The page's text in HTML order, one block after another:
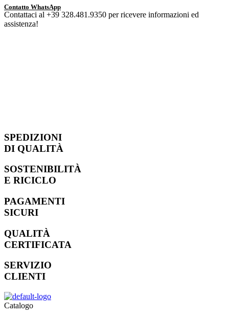
Contatto WhatsApp
Contattaci al +39 328.481.9350 per ricevere informazioni ed
assistenza!
SPEDIZIONI
DI QUALITÀ
SOSTENIBILITÀ
E RICICLO
PAGAMENTI
SICURI
QUALITÀ
CERTIFICATA
SERVIZIO
CLIENTI
Catalogo